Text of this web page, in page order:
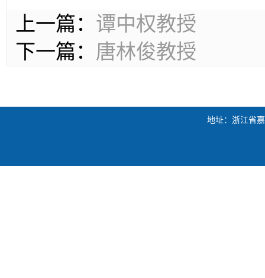
上一篇： 谭中权教授
下一篇： 唐林俊教授
地址：浙江省